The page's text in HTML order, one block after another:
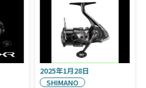
2025年2月2日
SHIMANO